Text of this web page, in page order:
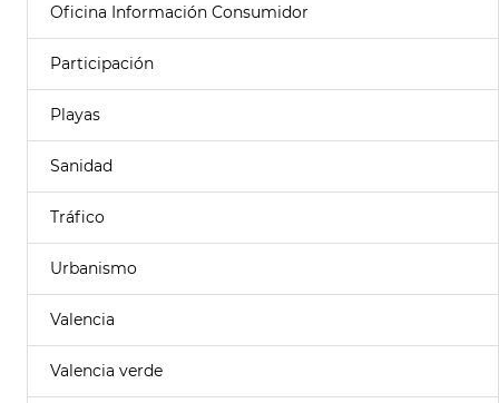
Oficina Información Consumidor
Participación
Playas
Sanidad
Tráfico
Urbanismo
Valencia
Valencia verde